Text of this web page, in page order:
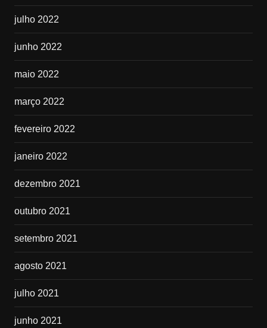
julho 2022
junho 2022
maio 2022
março 2022
fevereiro 2022
janeiro 2022
dezembro 2021
outubro 2021
setembro 2021
agosto 2021
julho 2021
junho 2021